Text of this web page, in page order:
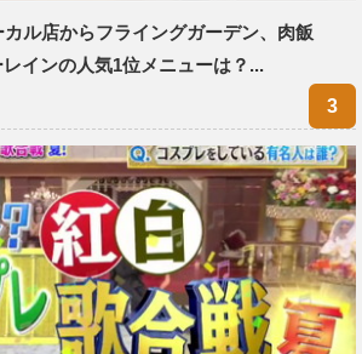
ル店からフライングガーデン、肉飯
インの人気1位メニューは？...